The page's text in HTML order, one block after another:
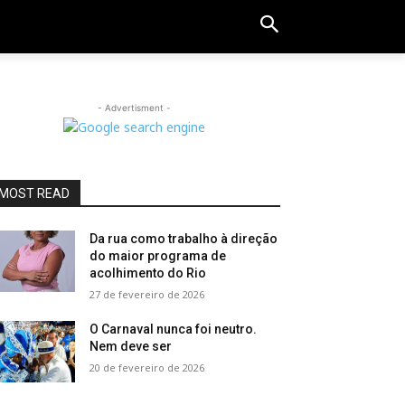
- Advertisment -
READ
Da rua como trabalho à direção
do maior programa de
acolhimento do Rio
27 de fevereiro de 2026
O Carnaval nunca foi neutro.
Nem deve ser
20 de fevereiro de 2026